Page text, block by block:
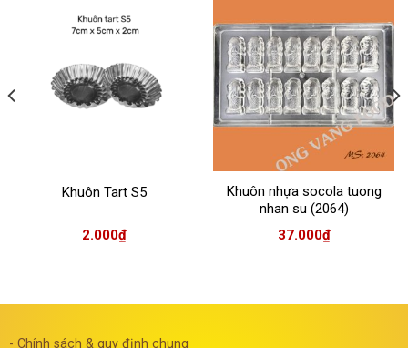
Khuôn Tart S5
2.000₫
Khuôn nhựa socola tuong
nhan su (2064)
37.000₫
- Chính sách & quy định chung